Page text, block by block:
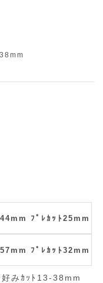
ﾌﾟﾚｶｯﾄ25mm
ﾌﾟﾚｶｯﾄ32mm
みｶｯﾄ13-38mm